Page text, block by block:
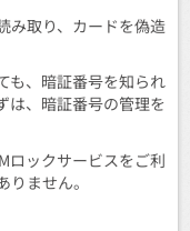
み取り、カードを偽造
も、暗証番号を知られ
は、暗証番号の管理を
ロックサービスをご利
ません。